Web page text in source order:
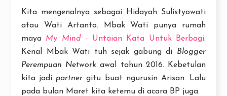
Kita mengenalnya sebagai Hidayah Sulistyowati
atau Wati Artanto. Mbak Wati punya rumah
maya My Mind - Untaian Kata Untuk Berbagi.
Kenal Mbak Wati tuh sejak gabung di Blogger
Perempuan Network awal tahun 2016. Kebetulan
kita jadi partner gitu buat ngurusin Arisan. Lalu
pada bulan Maret kita ketemu di acara BP juga.